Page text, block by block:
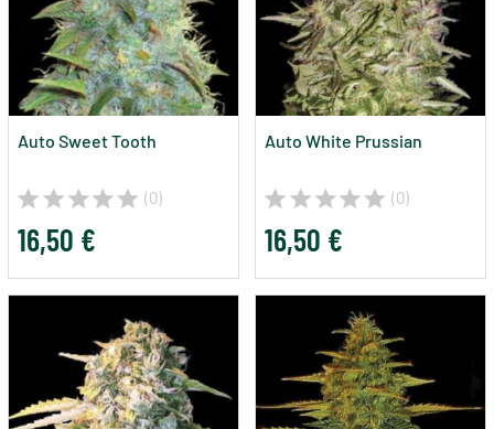
Auto Sweet Tooth
(0)
16,50 €
Auto White Prussian
(0)
16,50 €